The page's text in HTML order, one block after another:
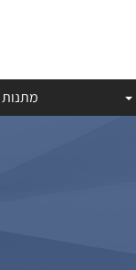
מתנות